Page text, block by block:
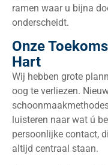
ramen waar u bijna
onderscheidt.
Onze
Hart
Wij hebben grote
oog te verliezen.
luisteren naar wat ú
persoonlijke contact,
altijd centraal staan.